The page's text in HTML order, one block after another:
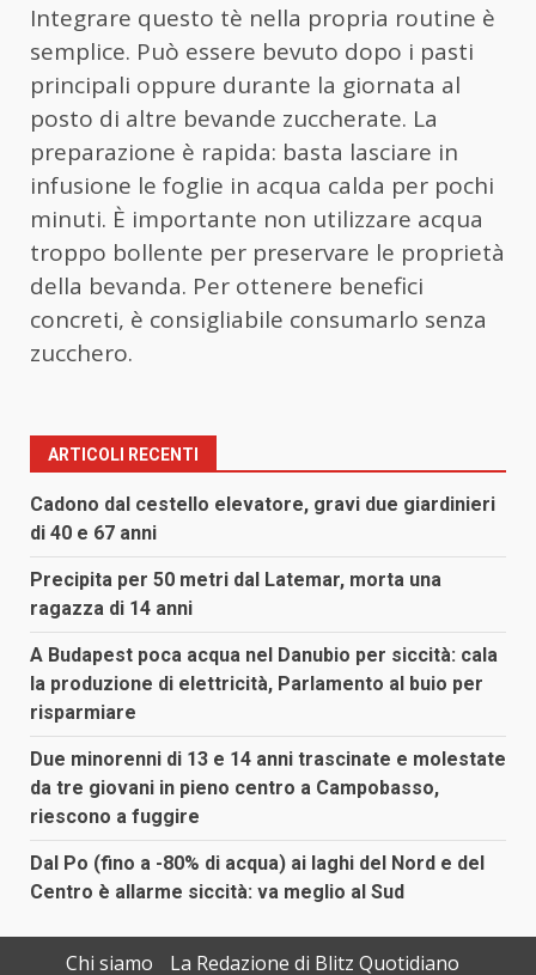
Integrare questo tè nella propria routine è
semplice. Può essere bevuto dopo i pasti
principali oppure durante la giornata al
posto di altre bevande zuccherate. La
preparazione è rapida: basta lasciare in
infusione le foglie in acqua calda per pochi
minuti. È importante non utilizzare acqua
troppo bollente per preservare le proprietà
della bevanda. Per ottenere benefici
concreti, è consigliabile consumarlo senza
zucchero.
ARTICOLI RECENTI
Cadono dal cestello elevatore, gravi due giardinieri
di 40 e 67 anni
Precipita per 50 metri dal Latemar, morta una
ragazza di 14 anni
A Budapest poca acqua nel Danubio per siccità: cala
la produzione di elettricità, Parlamento al buio per
risparmiare
Due minorenni di 13 e 14 anni trascinate e molestate
da tre giovani in pieno centro a Campobasso,
riescono a fuggire
Dal Po (fino a -80% di acqua) ai laghi del Nord e del
Centro è allarme siccità: va meglio al Sud
Chi siamo La Redazione di Blitz Quotidiano